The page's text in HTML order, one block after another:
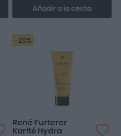
Añadir a la cesta
-20%
René Furterer
Karité Hydra